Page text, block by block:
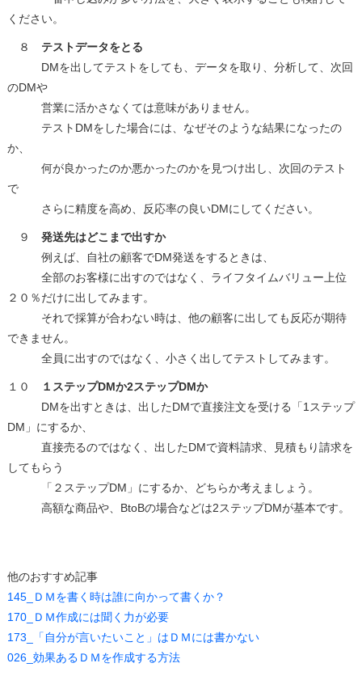
ください。
８ テストデータをとる
DMを出してテストをしても、データを取り、分析して、次回
のDMや
営業に活かさなくては意味がありません。
テストDMをした場合には、なぜそのような結果になったの
か、
何が良かったのか悪かったのかを見つけ出し、次回のテスト
で
さらに精度を高め、反応率の良いDMにしてください。
９ 発送先はどこまで出すか
例えば、自社の顧客でDM発送をするときは、
全部のお客様に出すのではなく、ライフタイムバリュー上位
２０％だけに出してみます。
それで採算が合わない時は、他の顧客に出しても反応が期待
できません。
全員に出すのではなく、小さく出してテストしてみます。
１０
１ステップDMか2ステップDMか
DMを出すときは、出したDMで直接注文を受ける「1ステップ
DM」にするか、
直接売るのではなく、出したDMで資料請求、見積もり請求を
してもらう
「２ステップDM」にするか、どちらか考えましょう。
高額な商品や、BtoBの場合などは2ステップDMが基本です。
他のおすすめ記事
145_ＤＭを書く時は誰に向かって書くか？
170_ＤＭ作成には聞く力が必要
173_「自分が言いたいこと」はＤＭには書かない
026_効果あるＤＭを作成する方法